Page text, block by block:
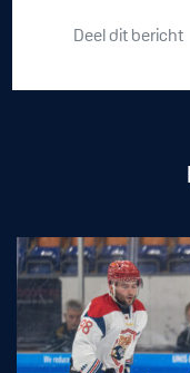
Deel dit bericht